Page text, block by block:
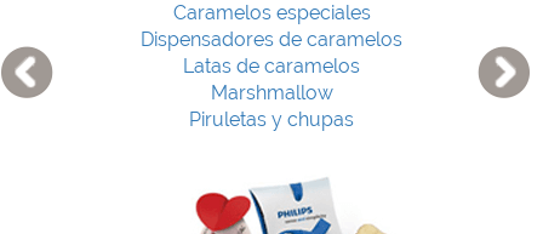
Caramelos especiales
Dispensadores de caramelos
Latas de caramelos
Marshmallow
Piruletas y chupas